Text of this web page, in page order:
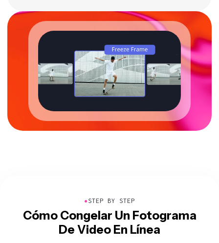
●STEP BY STEP
Cómo Congelar Un Fotograma
De Video En Línea